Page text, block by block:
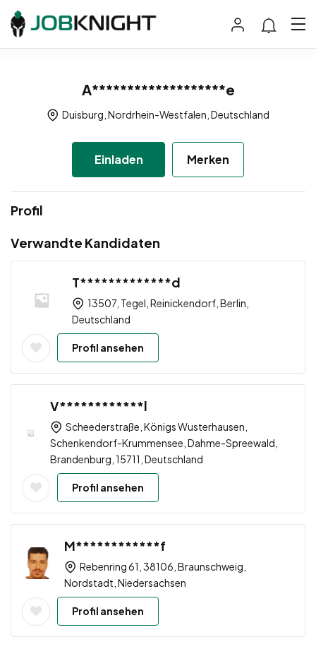
A*******************e
Duisburg, Nordrhein-Westfalen, Deutschland
Einladen Merken
Profil
Verwandte Kandidaten
T*************d
13507, Tegel, Reinickendorf, Berlin,
Deutschland
Profil ansehen
V************l
Scheederstraße, Königs Wusterhausen,
Schenkendorf-Krummensee, Dahme-Spreewald,
Brandenburg, 15711, Deutschland
Profil ansehen
M************f
Rebenring 61, 38106, Braunschweig,
Nordstadt, Niedersachsen
Profil ansehen